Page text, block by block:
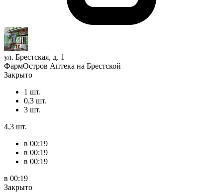
ул. Брестская, д. 1
ФармОстров Аптека на Брестской
Закрыто
1 шт.
0,3 шт.
3 шт.
4,3 шт.
в 00:19
в 00:19
в 00:19
в 00:19
Закрыто